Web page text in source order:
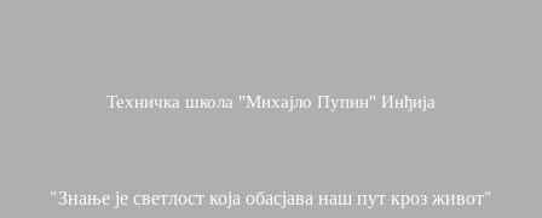
Техничка школа "Михајло Пупин" Инђија
"Знање је светлост која обасјава наш пут кроз живот"